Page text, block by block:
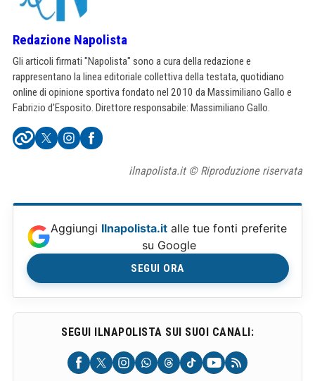
Redazione Napolista
Gli articoli firmati "Napolista" sono a cura della redazione e
rappresentano la linea editoriale collettiva della testata, quotidiano
online di opinione sportiva fondato nel 2010 da Massimiliano Gallo e
Fabrizio d'Esposito. Direttore responsabile: Massimiliano Gallo.
ilnapolista.it © Riproduzione riservata
Aggiungi Ilnapolista.it alle tue fonti preferite
su Google
SEGUI ORA
SEGUI ILNAPOLISTA SUI SUOI CANALI: